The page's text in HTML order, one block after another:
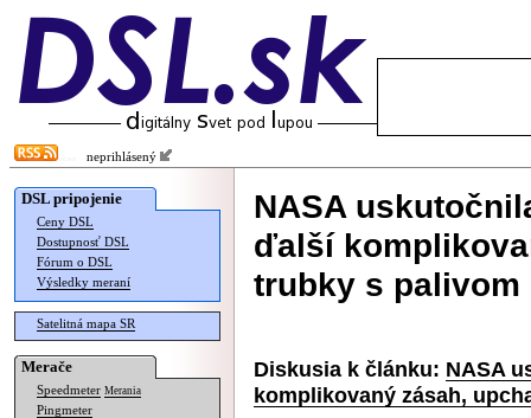
neprihlásený
DSL pripojenie
Ceny DSL
Dostupnosť DSL
Fórum o DSL
Výsledky meraní
Satelitná mapa SR
Merače
Speedmeter Merania
Pingmeter
NASA
ďalší
trubky s palivom
Diskusia k článku: NASA
komplikovaný zásah,